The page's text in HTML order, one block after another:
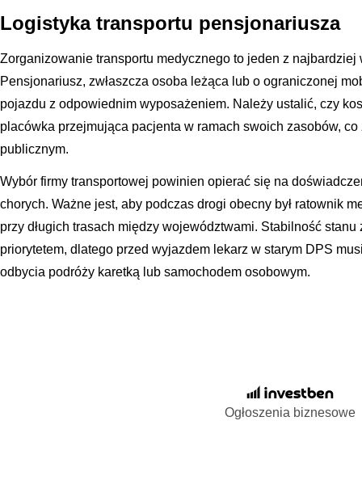
Logistyka transportu pensjonariusza
Zorganizowanie transportu medycznego to jeden z
Pensjonariusz, zwłaszcza osoba leżąca lub o ograniczonej
pojazdu z odpowiednim wyposażeniem. Należy ustalić, czy
placówka przejmująca pacjenta w ramach swoich zasobów,
publicznym.
Wybór firmy transportowej powinien opierać się na
chorych. Ważne jest, aby podczas drogi obecny był ratownik
przy długich trasach między województwami. Stabilność
priorytetem, dlatego przed wyjazdem lekarz w starym DPS
odbycia podróży karetką lub samochodem osobowym.
Ogłoszenia biznesowe